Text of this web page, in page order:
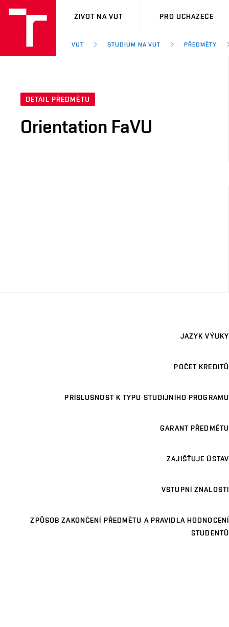
VUT
ŽIVOT NA VUT PRO UCHAZEČE
VUT STUDIUM NA VUT PŘEDMĚTY
DETAIL PŘEDMĚTU
Orientation FaVU
JAZYK VÝUKY
POČET KREDITŮ
PŘÍSLUŠNOST K TYPU STUDIJNÍHO PROGRAMU
GARANT PŘEDMĚTU
ZAJIŠŤUJE ÚSTAV
VSTUPNÍ ZNALOSTI
ZPŮSOB ZAKONČENÍ PŘEDMĚTU A PRAVIDLA HODNOCENÍ
STUDENTŮ